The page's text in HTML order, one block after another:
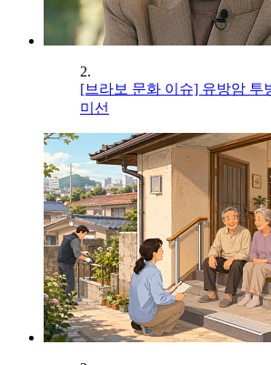
2.
[브라보 문화 이슈] 유방암 투
미선